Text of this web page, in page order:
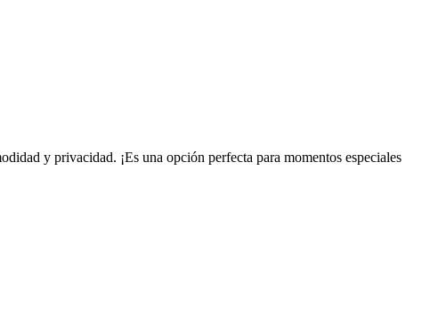
y privacidad. ¡Es una opción perfecta para momentos especiales